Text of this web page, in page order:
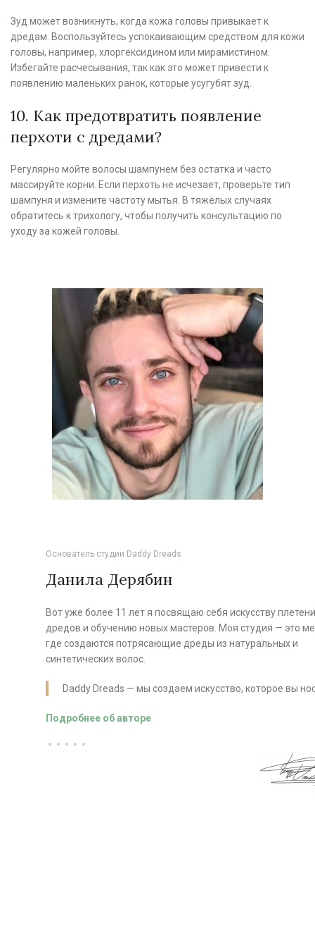
Зуд может возникнуть, когда кожа головы привыкает к
дредам. Воспользуйтесь успокаивающим средством для кожи
головы, например, хлоргексидином или мирамистином.
Избегайте расчесывания, так как это может привести к
появлению маленьких ранок, которые усугубят зуд.
10. Как предотвратить появление
перхоти с дредами?
Регулярно мойте волосы шампунем без остатка и часто
массируйте корни. Если перхоть не исчезает, проверьте тип
шампуня и измените частоту мытья. В тяжелых случаях
обратитесь к трихологу, чтобы получить консультацию по
уходу за кожей головы.
Основатель студии Daddy Dreads
Данила Дерябин
Вот уже более 11 лет я посвящаю себя искусству
дредов и обучению новых мастеров. Моя студия — это
где создаются потрясающие дреды из натуральных и
синтетических волос.
Daddy Dreads — мы создаем искусство, которое вы
Подробнее об авторе